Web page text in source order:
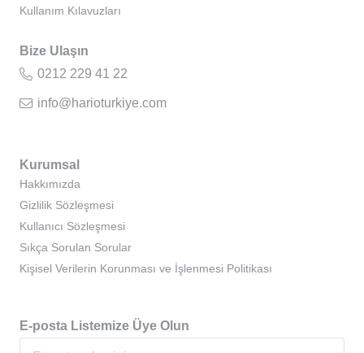
Kullanım Kılavuzları
Bize Ulaşın
0212 229 41 22
info@harioturkiye.com
Kurumsal
Hakkımızda
Gizlilik Sözleşmesi
Kullanıcı Sözleşmesi
Sıkça Sorulan Sorular
Kişisel Verilerin Korunması ve İşlenmesi Politikası
E-posta Listemize Üye Olun